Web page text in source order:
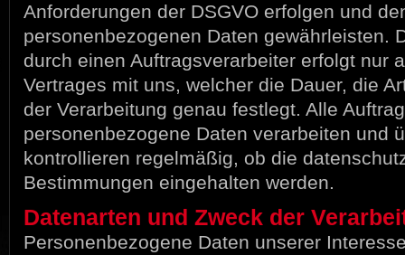
Anforderungen der DSGVO erfolgen und
personenbezogenen Daten gewährleisten.
durch einen Auftragsverarbeiter erfolgt nur
Vertrages mit uns, welcher die Dauer, die
der Verarbeitung genau festlegt. Alle
personenbezogene Daten verarbeiten und
kontrollieren regelmäßig, ob die
Bestimmungen eingehalten werden.
Datenarten und Zweck der
Personenbezogene Daten unserer